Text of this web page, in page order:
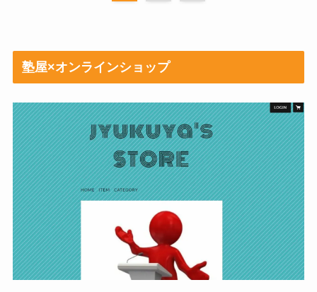
塾屋×オンラインショップ